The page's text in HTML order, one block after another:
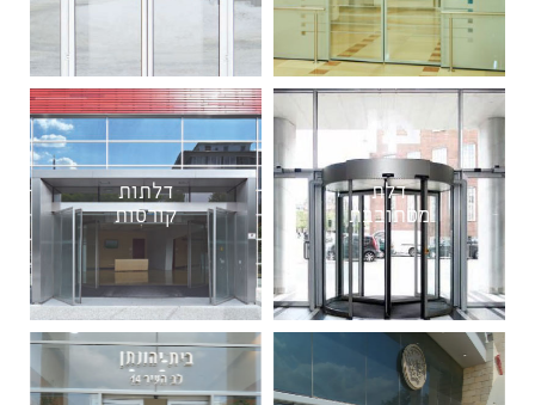
דלת
מסתובבת
דלתות
קורסות